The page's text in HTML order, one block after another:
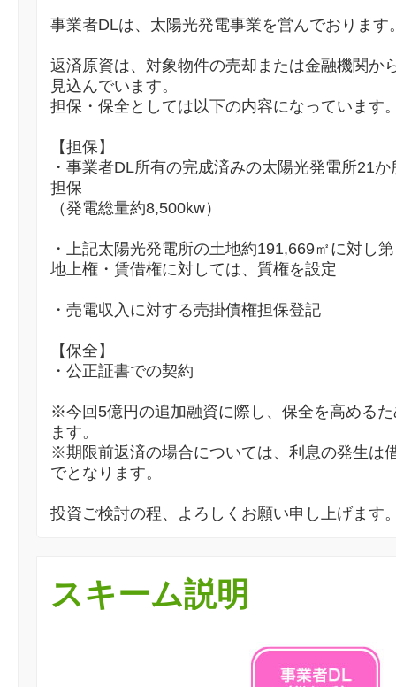
事業者DLは、太陽光発電事業を営んでおります
返済原資は、対象物件の売却または金融機関か
見込んでいます。
担保・保全としては以下の内容になっています
【担保】
・事業者DL所有の完成済みの太陽光発電所21
担保
（発電総量約8,500kw）
・上記太陽光発電所の土地約191,669㎡に対し
地上権・賃借権に対しては、質権を設定
・売電収入に対する売掛債権担保登記
【保全】
・公正証書での契約
※今回5億円の追加融資に際し、保全を高める
ます。
※期限前返済の場合については、利息の発生は
でとなります。
投資ご検討の程、よろしくお願い申し上げます
スキーム説明